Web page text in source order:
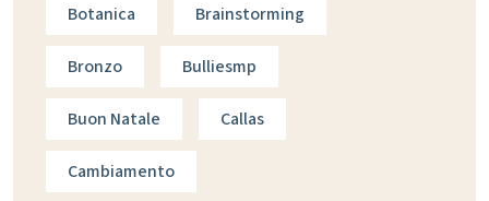
Botanica Brainstorming
Bronzo Bulliesmp
Buon Natale Callas
Cambiamento